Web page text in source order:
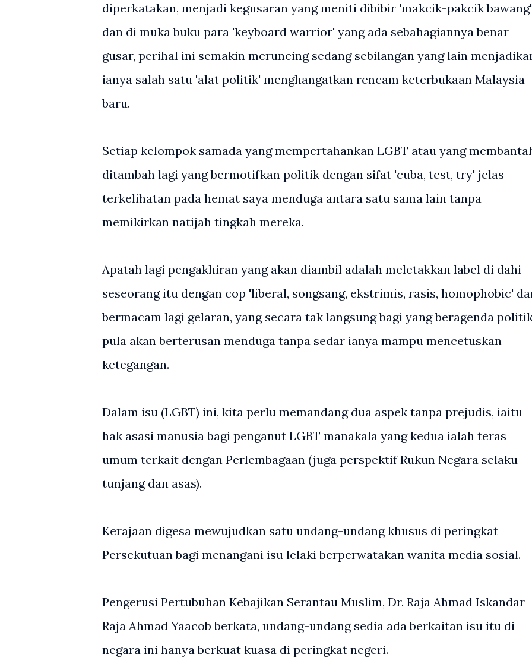
diperkatakan, menjadi kegusaran yang meniti dibibir 'makcik-pakcik bawang'
dan di muka buku para 'keyboard warrior' yang ada sebahagiannya benar
gusar, perihal ini semakin meruncing sedang sebilangan yang lain
ianya salah satu 'alat politik' menghangatkan rencam keterbukaan Malaysia
baru.
Setiap kelompok samada yang mempertahankan LGBT atau yang
ditambah lagi yang bermotifkan politik dengan sifat 'cuba, test, try' jelas
terkelihatan pada hemat saya menduga antara satu sama lain tanpa
memikirkan natijah tingkah mereka.
Apatah lagi pengakhiran yang akan diambil adalah meletakkan label di dahi
seseorang itu dengan cop 'liberal, songsang, ekstrimis, rasis, homophobic'
bermacam lagi gelaran, yang secara tak langsung bagi yang beragenda
pula akan berterusan menduga tanpa sedar ianya mampu mencetuskan
ketegangan.
Dalam isu (LGBT) ini, kita perlu memandang dua aspek tanpa prejudis, iaitu
hak asasi manusia bagi penganut LGBT manakala yang kedua ialah teras
umum terkait dengan Perlembagaan (juga perspektif Rukun Negara selaku
tunjang dan asas).
Kerajaan digesa mewujudkan satu undang-undang khusus di peringkat
Persekutuan bagi menangani isu lelaki berperwatakan wanita media sosial.
Pengerusi Pertubuhan Kebajikan Serantau Muslim, Dr. Raja Ahmad Iskandar
Raja Ahmad Yaacob berkata, undang-undang sedia ada berkaitan isu itu di
negara ini hanya berkuat kuasa di peringkat negeri.